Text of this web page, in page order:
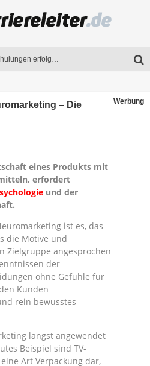
Mitarbeitenden-Schulungen erfolgreich planen – Ratgeber für Unternehmen
Bewerben 2026: Was sich verändert hat – Die
Werbung
eines Produkts mit
erfordert
und der
ist es, das
die Motive und
Zielgruppe angesprochen
der
ohne Gefühle für
Kunden
rein bewusstes
längst angewendet
Beispiel sind TV-
Art Verpackung dar,